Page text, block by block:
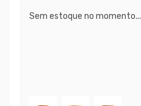
Sem estoque no momento...